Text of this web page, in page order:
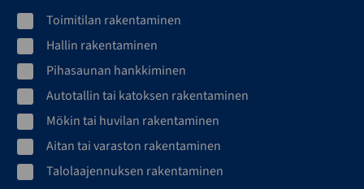
Toimitilan rakentaminen
Hallin rakentaminen
Pihasaunan hankkiminen
Autotallin tai katoksen rakentaminen
Mökin tai huvilan rakentaminen
Aitan tai varaston rakentaminen
Talolaajennuksen rakentaminen